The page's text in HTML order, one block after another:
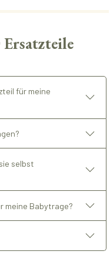
für meine
selbst
meine Babytrage?